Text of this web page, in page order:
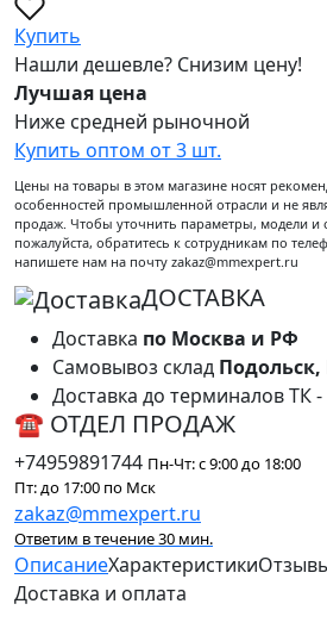
Купить
Нашли дешевле? Снизим цену!
Лучшая цена
Ниже средней рыночной
Купить оптом от 3 шт.
Цены на товары в этом магазине носят
особенностей промышленной отрасли и не
продаж. Чтобы уточнить параметры, модели и
пожалуйста, обратитесь к сотрудникам по
напишете нам на почту zakaz@mmexpert.ru
ДОСТАВКА
Доставка по Москва и РФ
Самовывоз склад
Доставка до терминалов ТК
☎ ОТДЕЛ ПРОДАЖ
+74959891744 Пн-Чт: с 9:00 до 18:00
Пт: до 17:00 по Мск
zakaz@mmexpert.ru
Ответим в течение 30 мин.
ОписаниеХарактеристики
Доставка и оплата